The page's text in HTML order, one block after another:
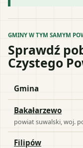
GMINY W TYM SAMYM
Sprawdź
Czystego
Gmina
Bakałarzewo
powiatsuwalski , woj.
Filipów